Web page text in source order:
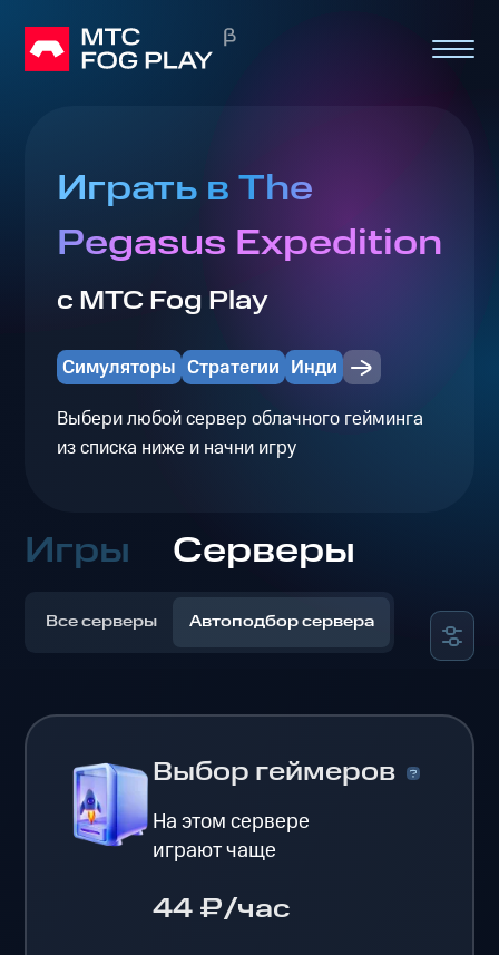
Играть в The
Pegasus Expedition
с МТС Fog Play
Симуляторы Стратегии Инди
Выбери любой сервер облачного гейминга
из списка ниже и начни игру
Игры Серверы
Все серверы Автоподбор сервера
Выбор геймеров
На этом сервере
играют чаще
44 ₽/час